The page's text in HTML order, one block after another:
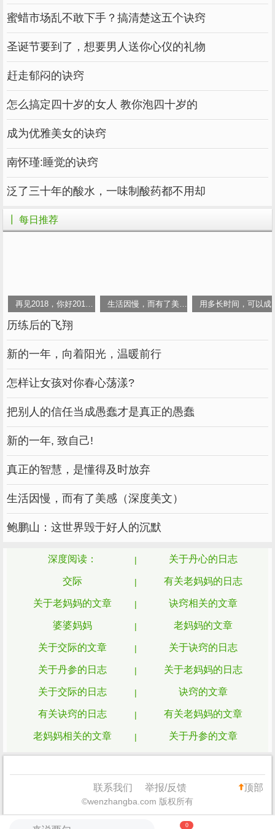
蜜蜡市场乱不敢下手？搞清楚这五个诀窍
圣诞节要到了，想要男人送你心仪的礼物
赶走郁闷的诀窍
怎么搞定四十岁的女人 教你泡四十岁的
成为优雅美女的诀窍
南怀瑾:睡觉的诀窍
泛了三十年的酸水，一味制酸药都不用却
┃ 每日推荐
再见2018，你好2019：愿往事不回头，敬余生不将就
生活因慢，而有了美感（深度美文）用多长时间，可以成
历练后的飞翔
新的一年，向着阳光，温暖前行
怎样让女孩对你春心荡漾?
把别人的信任当成愚蠢才是真正的愚蠢
新的一年, 致自己!
真正的智慧，是懂得及时放弃
生活因慢，而有了美感（深度美文）
鲍鹏山：这世界毁于好人的沉默
深度阅读： 关于丹心的日志
交际 有关老妈妈的日志
关于老妈妈的文章 诀窍相关的文章
婆婆妈妈 老妈妈的文章
关于交际的文章 关于诀窍的日志
关于丹参的日志 关于老妈妈的日志
关于交际的日志 诀窍的文章
有关诀窍的日志 有关老妈妈的文章
老妈妈相关的文章 关于丹参的文章
交际的文章 妈妈
有关交际的日志 六十多岁的妈妈
0
顶部
联系我们 举报/反馈
©wenzhangba.com 版权所有